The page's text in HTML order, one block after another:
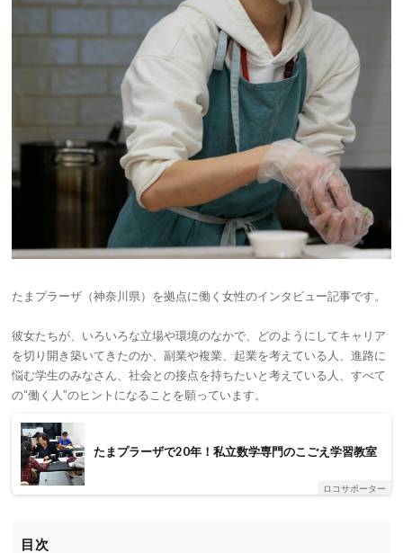
たまプラーザ（神奈川県）を拠点に働く女性のインタビュー記事です。
彼女たちが、いろいろな立場や環境のなかで、どのようにしてキャリア
を切り開き築いてきたのか、副業や複業、起業を考えている人、進路に
悩む学生のみなさん、社会との接点を持ちたいと考えている人、すべて
の“働く人”のヒントになることを願っています。
たまプラーザで20年！私立数学専門のこごえ学習教室
ロコサポーター
目次